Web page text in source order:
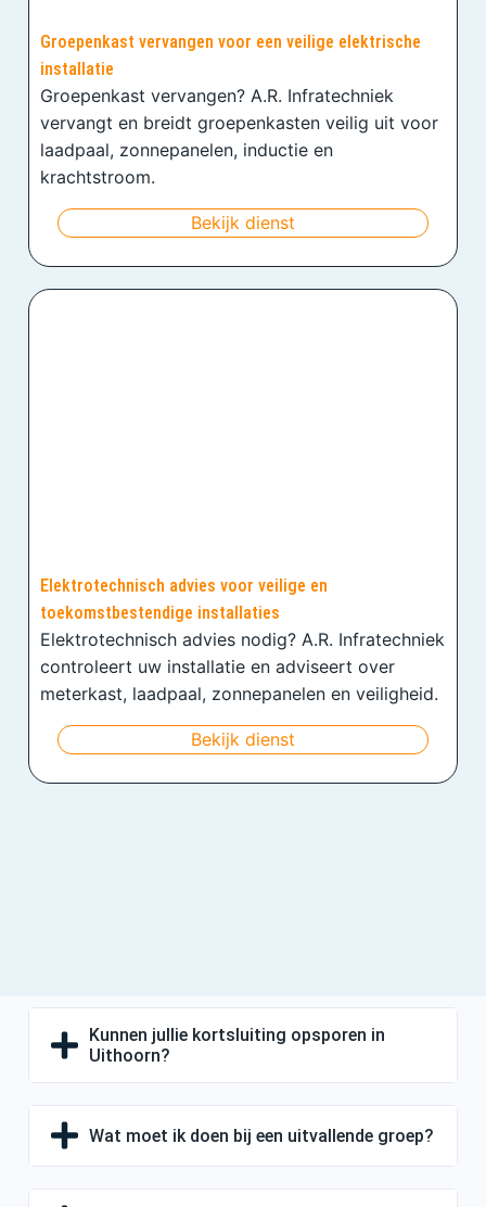
Groepenkast vervangen voor een veilige elektrische
installatie
Groepenkast vervangen? A.R. Infratechniek
vervangt en breidt groepenkasten veilig uit voor
laadpaal, zonnepanelen, inductie en
krachtstroom.
Bekijk dienst
Elektrotechnisch advies voor veilige en
toekomstbestendige installaties
Elektrotechnisch advies nodig? A.R. Infratechniek
controleert uw installatie en adviseert over
meterkast, laadpaal, zonnepanelen en veiligheid.
Bekijk dienst
Kunnen jullie kortsluiting opsporen in
Uithoorn?
Wat moet ik doen bij een uitvallende groep?